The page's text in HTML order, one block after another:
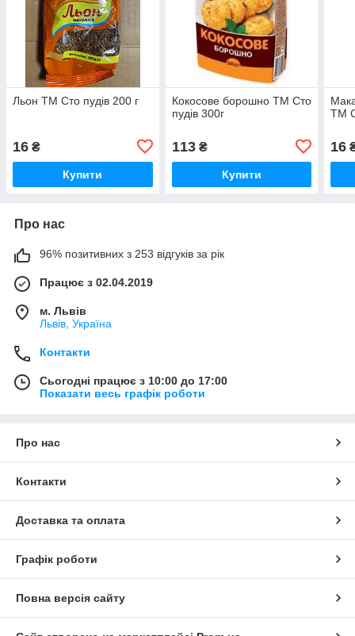
Льон ТМ Сто пудів 200 г
16 ₴
Купити
Кокосове борошно ТМ Сто
пудів 300г
113₴
Купити
ТМ
16
Про нас
96% позитивних з 253 відгуків за рік
Працює з 02.04.2019
м. Львів
Львів, Україна
Контакти
Сьогодні працює з 10:00 до 17:00
Показати весь графік роботи
Про нас
Контакти
Доставка та оплата
Графік роботи
Повна версія сайту